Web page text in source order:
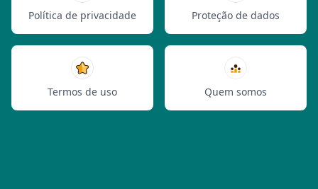
Política de privacidade Proteção de dados
Termos de uso Quem somos